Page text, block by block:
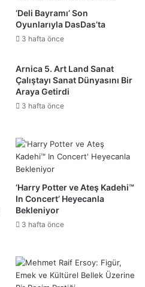
‘Deli Bayramı’ Son
Oyunlarıyla DasDas’ta
3 hafta önce
Arnica 5. Art Land Sanat
Çalıştayı Sanat Dünyasını Bir
Araya Getirdi
3 hafta önce
‘Harry Potter ve Ateş Kadehi™
In Concert’ Heyecanla
Bekleniyor
3 hafta önce